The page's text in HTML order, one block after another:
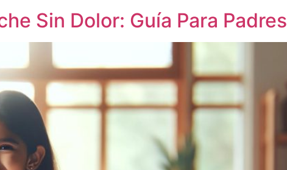
Sin Dolor: Guía Para Padres